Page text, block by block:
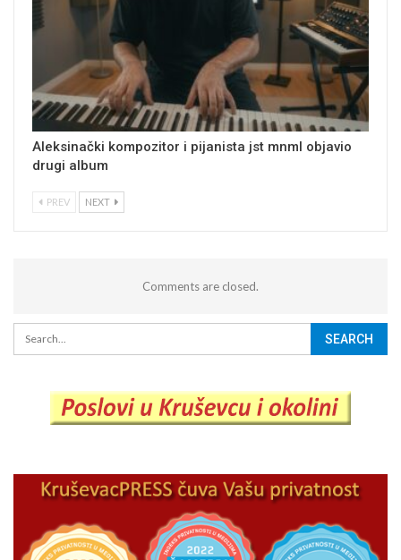
Aleksinački kompozitor i pijanista jst mnml objavio
drugi album
PREV NEXT
Comments are closed.